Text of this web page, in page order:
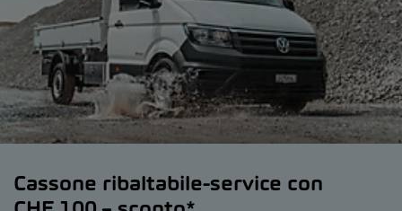
Cassone ribaltabile-service con